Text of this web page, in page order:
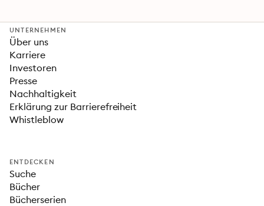
UNTERNEHMEN
Über uns
Karriere
Investoren
Presse
Nachhaltigkeit
Erklärung zur Barrierefreiheit
Whistleblow
ENTDECKEN
Suche
Bücher
Bücherserien